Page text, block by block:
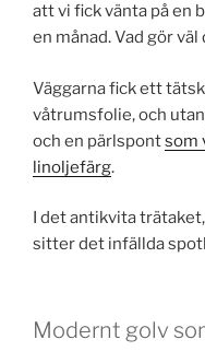
att vi fick vänta på en
en månad. Vad gör
Väggarna fick ett
våtrumsfolie, och
och en pärlspontsom
linoljefärg.
I det antikvita
sitter det infällda
Modernt golv